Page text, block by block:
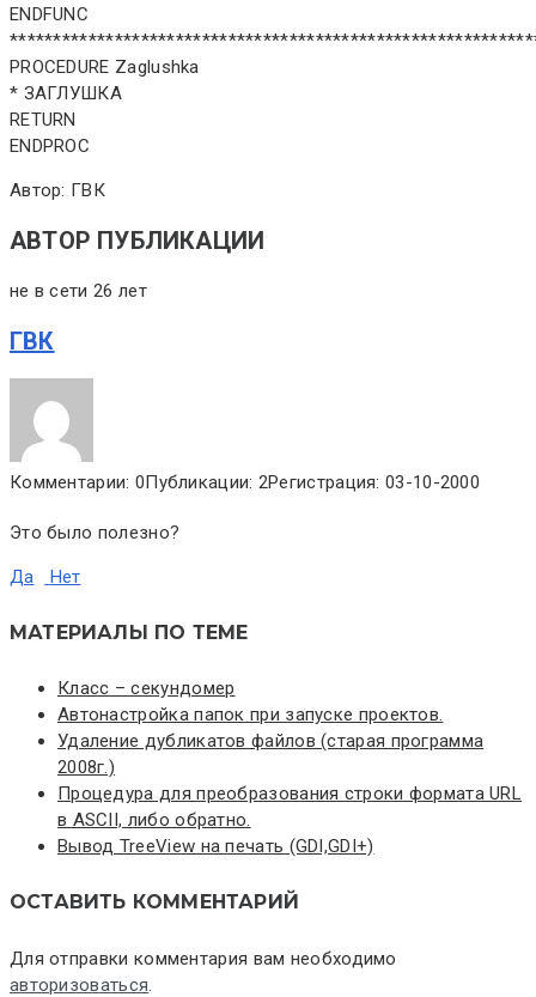
ENDFUNC
PROCEDURE Zaglushka
* ЗАГЛУШКА
RETURN
ENDPROC
Автор: ГВК
АВТОР ПУБЛИКАЦИИ
не в сети 26 лет
ГВК
Комментарии: 0Публикации: 2Регистрация: 03-10-2000
Это было полезно?
Да Нет
МАТЕРИАЛЫ ПО ТЕМЕ
Класс – секундомер
Автонастройка папок при запуске проектов.
Удаление дубликатов файлов (старая программа
2008г.)
Процедура для преобразования строки формата URL
в ASCII, либо обратно.
Вывод TreeView на печать (GDI,GDI+)
ОСТАВИТЬ КОММЕНТАРИЙ
Для отправки комментария вам необходимо
авторизоваться.